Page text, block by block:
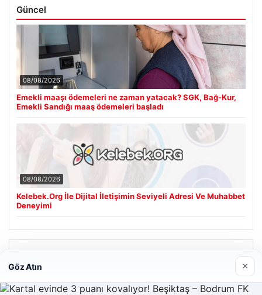
Güncel
08/08/2026
Emekli maaşı ödemeleri ne zaman yatacak? SGK, Bağ-Kur,
Emekli Sandığı maaş ödemeleri başladı
08/08/2026
Kelebek.Org İle Dijital İletişimin Seviyeli Adresi Ve Muhabbet
Deneyimi
Göz Atın ×